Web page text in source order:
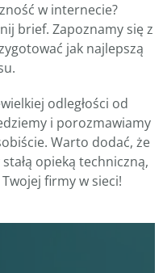
w internecie?
brief. Zapoznamy się z
jak najlepszą
odległości od
i porozmawiamy
Warto dodać, że
opieką techniczną,
firmy w sieci!